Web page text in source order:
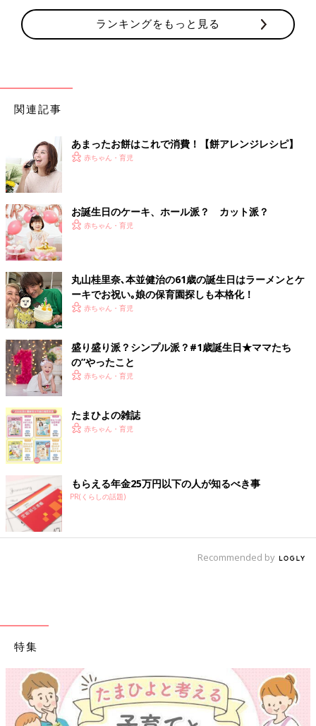
ランキングをもっと見る
関連記事
あまったお餅はこれで消費！【餅アレンジレシピ】
赤ちゃん・育児
お誕生日のケーキ、ホール派？ カット派？
赤ちゃん・育児
丸山桂里奈､本並健治の61歳の誕生日はラーメンとケ
ーキでお祝い｡娘の保育園探しも本格化！
赤ちゃん・育児
盛り盛り派？シンプル派？#1歳誕生日★ママたち
の”やったこと
赤ちゃん・育児
たまひよの雑誌
赤ちゃん・育児
もらえる年金25万円以下の人が知るべき事
PR(くらしの話題)
Recommended by
特集